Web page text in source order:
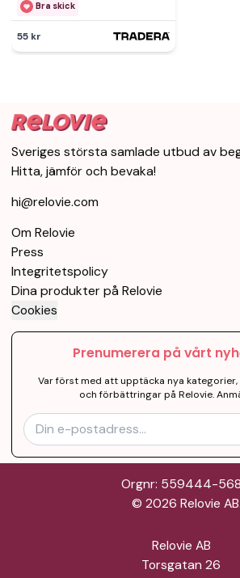
Bra skick
55 kr
Sveriges största samlade utbud av
Hitta, jämför och bevaka!
hi@relovie.com
Om Relovie
Press
Integritetspolicy
Dina produkter på Relovie
Cookies
Prenumerera på vårt
Var först med att upptäcka nya
och förbättringar på Relovie.
Orgnr: 559444-
© 2026 Relovie AB.
Relovie AB
Torsgatan 26